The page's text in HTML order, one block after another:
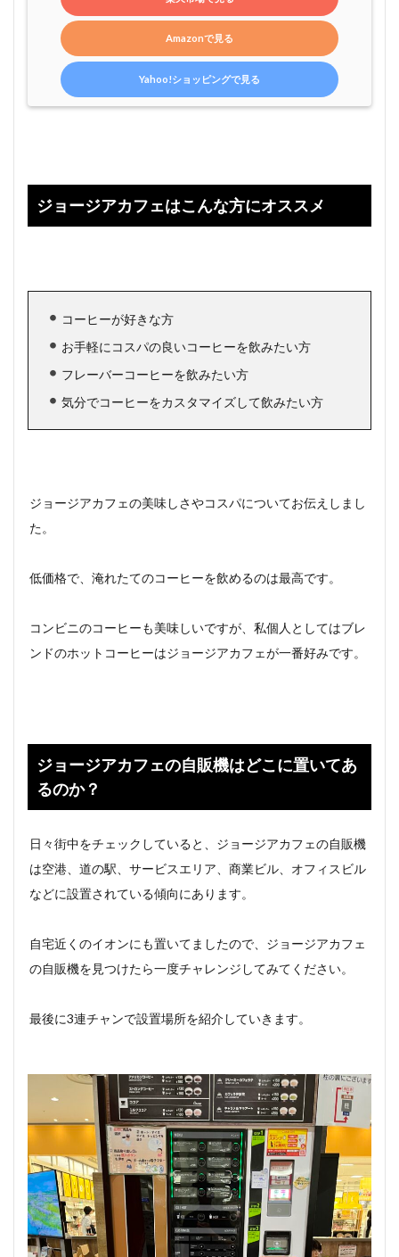
Amazonで見る
Yahoo!ショッピングで見る
ジョージアカフェはこんな方にオススメ
コーヒーが好きな方
お手軽にコスパの良いコーヒーを飲みたい方
フレーバーコーヒーを飲みたい方
気分でコーヒーをカスタマイズして飲みたい方
ジョージアカフェの美味しさやコスパについてお伝えしまし
た。
低価格で、淹れたてのコーヒーを飲めるのは最高です。
コンビニのコーヒーも美味しいですが、私個人としてはブレ
ンドのホットコーヒーはジョージアカフェが一番好みです。
ジョージアカフェの自販機はどこに置いてあ
るのか？
日々街中をチェックしていると、ジョージアカフェの自販機
は空港、道の駅、サービスエリア、商業ビル、オフィスビル
などに設置されている傾向にあります。
自宅近くのイオンにも置いてましたので、ジョージアカフェ
の自販機を見つけたら一度チャレンジしてみてください。
最後に3連チャンで設置場所を紹介していきます。